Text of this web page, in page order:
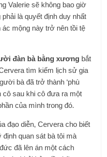
Valerie sẽ không bao giờ
là quyết định duy nhất
mộng này trở nên tồi tệ
đàn bà bằng xương bắt
tìm kiếm lịch sử gia
bà đã trở thành ‘phù
cô sau khi cô đưa ra một
của mình trong đó.
đạo diễn, Cervera cho biết
định quan sát bà tôi mà
đã lên án một cách